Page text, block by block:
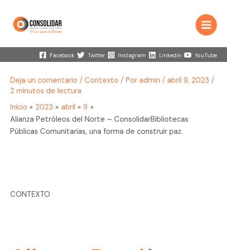
contenido
Main
Menu
Facebook Twitter Instagram Linkedin YouTube
Deja un comentario / Contexto / Por admin / abril 9, 2023 /
2 minutos de lectura
Inicio
2023 abril
9
Alianza Petróleos del Norte – ConsolidarBibliotecas
Públicas Comunitarias, una forma de construir paz.
CONTEXTO